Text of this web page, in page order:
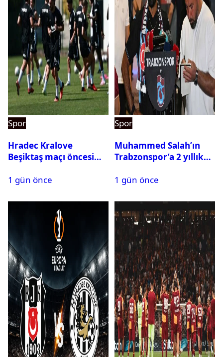
Spor
Hradec Kralove
Beşiktaş maçı öncesi
Siyah-Beyazlıların 11’i
1 gün önce
Spor
Muhammed Salah’ın
Trabzonspor’a 2 yıllık
1 gün önce